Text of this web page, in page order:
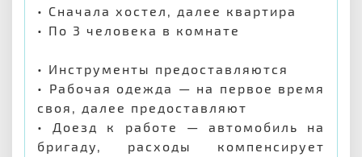
• Сначала хостел, далее квартира
• По 3 человека в комнате
• Инструменты предоставляются
• Рабочая одежда — на первое время
своя, далее предоставляют
• Доезд к работе — автомобиль на
бригаду, расходы компенсирует